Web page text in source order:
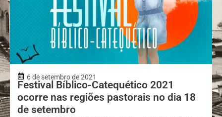
6 de setembro de 2021
Festival Bíblico-Catequético 2021
ocorre nas regiões pastorais no dia 18
de setembro